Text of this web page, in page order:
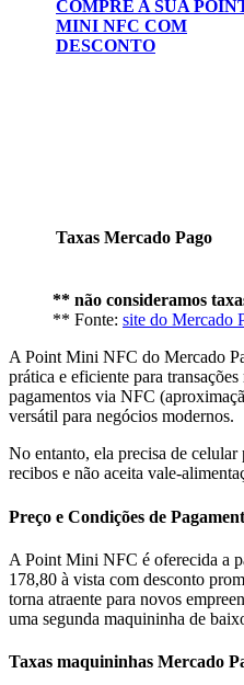
COMPRE A SUA
MINI NFC COM
DESCONTO
Taxas Mercado Pago
** não consideramos
** Fonte: site do Mercado
A Point Mini NFC do Mercado
prática e eficiente para
pagamentos via NFC
versátil para negócios modernos.
No entanto, ela precisa de
recibos e não aceita vale-
Preço e Condições de
A Point Mini NFC é oferecida a
178,80 à vista com desconto
torna atraente para novos
uma segunda maquininha de
Taxas maquininhas Mercado